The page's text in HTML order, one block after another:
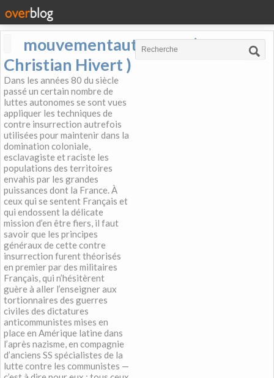
mouvementautonome (
Christian Hivert )
Dans les années 80 du siècle
passé un certain nombre de
luttes autonomes se sont vues
appliquer les techniques de
contre insurrection autrefois
utilisées pour maintenir dans la
domination coloniale,
esclavagiste et raciste les
populations des territoires
envahis par les grandes
puissances dont la France. À
ceux qui se sentent Français et
qui endossent la délicate
mission d’en être fiers, il faut
savoir que les principes
généraux de cette contre
insurrection furent théorisés
en premier par des militaires
Français, qui n’hésitèrent
guère à aller l’enseigner aux
tortionnaires des guerres
civiles des dictatures
anticommunistes mises en
place en Amérique latine dans
l’après nazisme, en compagnie
d’anciens SS spécialistes de la
lutte contre les communistes —